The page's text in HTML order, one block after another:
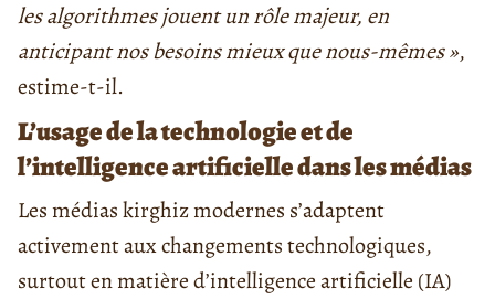
les algorithmes jouent un rôle majeur, en
anticipant nos besoins mieux que nous-mêmes »,
estime-t-il.
L’usage de la technologie et de
l’intelligence artificielle dans les médias
Les médias kirghiz modernes s’adaptent
activement aux changements technologiques,
surtout en matière d’intelligence artificielle (IA)